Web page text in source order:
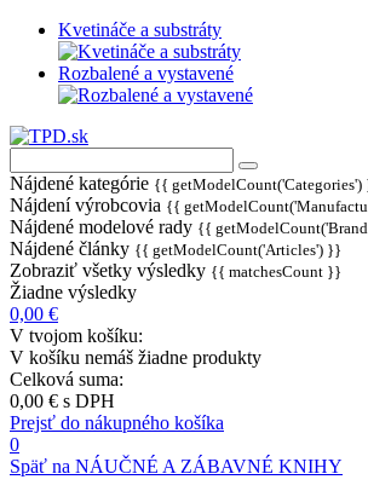
Kvetináče a substráty
Rozbalené a vystavené
Nájdené kategórie {{ getModelCount('Categories')
Nájdení výrobcovia {{
Nájdené modelové rady {{
Nájdené články {{ getModelCount('Articles') }}
Zobraziť všetky výsledky {{ matchesCount }}
Žiadne výsledky
0,00 €
V tvojom košíku:
V košíku nemáš žiadne produkty
Celková suma:
0,00 € s DPH
Prejsť do nákupného košíka
0
Späť na NÁUČNÉ A ZÁBAVNÉ KNIHY